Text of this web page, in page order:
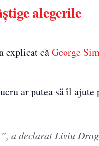
alegerile
explicat căGeorge
ar putea să îl ajute
a declarat Liviu